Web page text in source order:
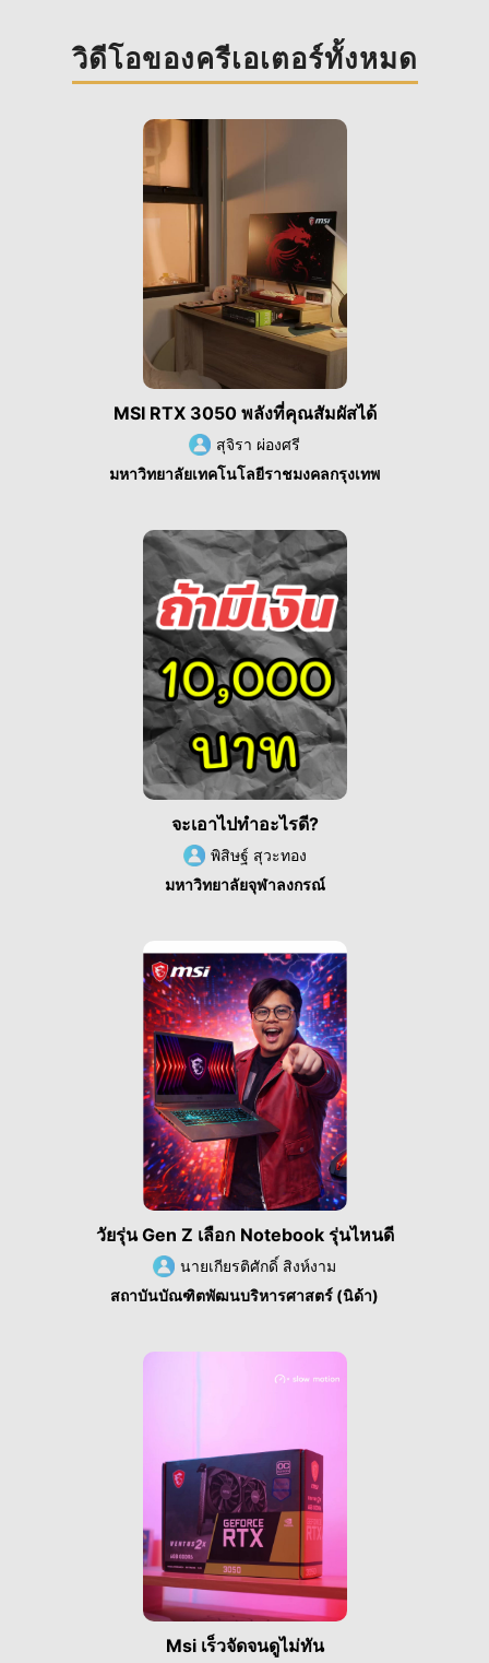
วิดีโอของครีเอเตอร์ทั้งหมด
MSI RTX 3050 พลังที่คุณสัมผัสได้
สุจิรา ผ่องศรี
มหาวิทยาลัยเทคโนโลยีราชมงคลกรุงเทพ
จะเอาไปทำอะไรดี?
พิสิษฐ์ สุวะทอง
มหาวิทยาลัยจุฬาลงกรณ์
วัยรุ่น Gen Z เลือก Notebook รุ่นไหนดี
นายเกียรติศักดิ์ สิงห์งาม
สถาบันบัณฑิตพัฒนบริหารศาสตร์ (นิด้า)
Msi เร็วจัดจนดูไม่ทัน